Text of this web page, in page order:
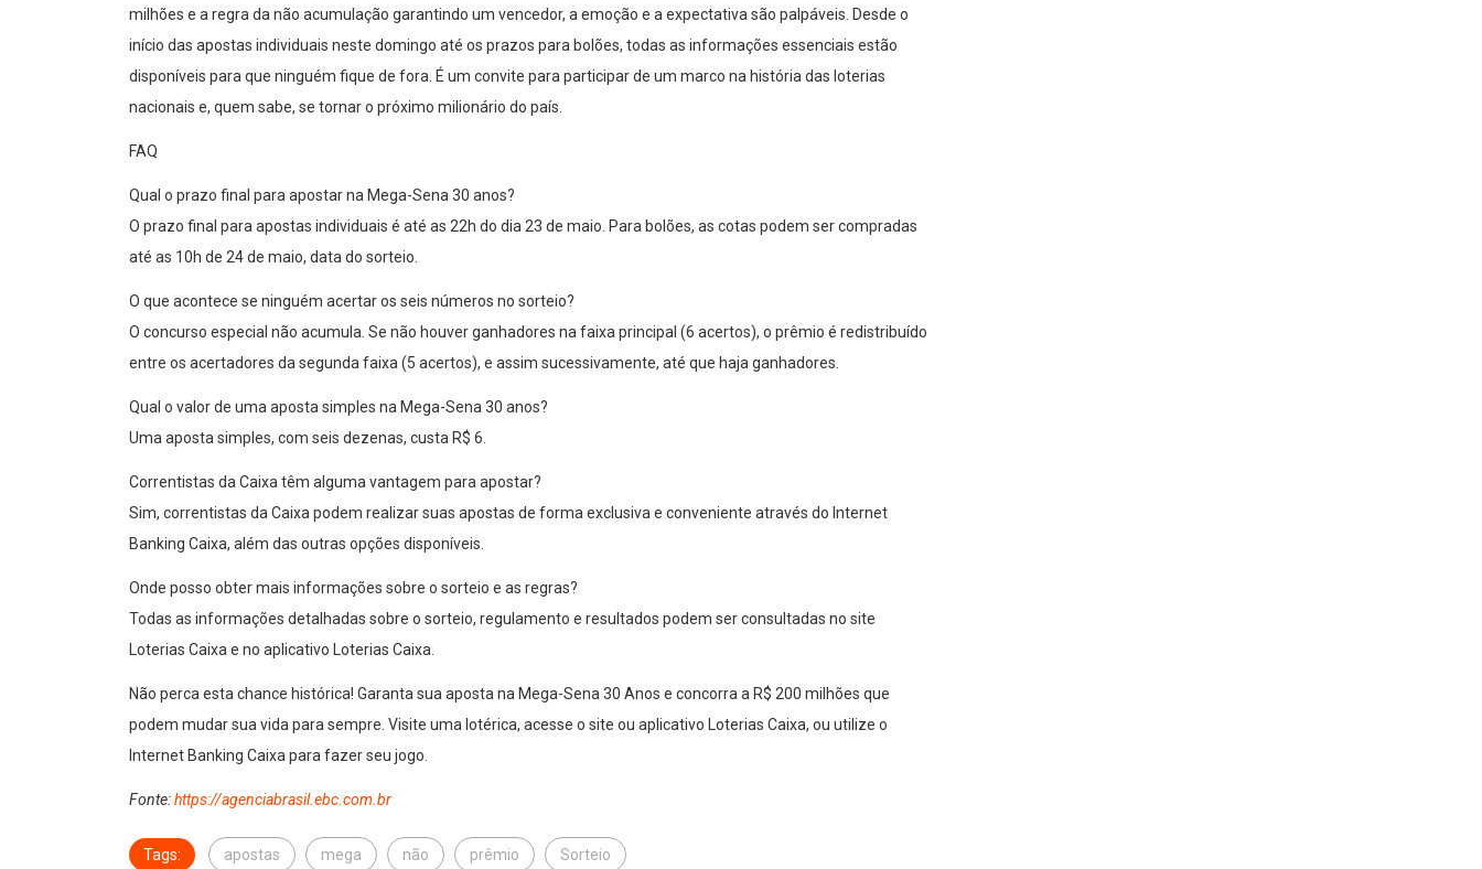
milhões e a regra da não acumulação garantindo um vencedor, a emoção e a expectativa são palpáveis. Desde o
início das apostas individuais neste domingo até os prazos para bolões, todas as informações essenciais estão
disponíveis para que ninguém fique de fora. É um convite para participar de um marco na história das loterias
nacionais e, quem sabe, se tornar o próximo milionário do país.
FAQ
Qual o prazo final para apostar na Mega-Sena 30 anos?
O prazo final para apostas individuais é até as 22h do dia 23 de maio. Para bolões, as cotas podem ser compradas
até as 10h de 24 de maio, data do sorteio.
O que acontece se ninguém acertar os seis números no sorteio?
O concurso especial não acumula. Se não houver ganhadores na faixa principal (6 acertos), o prêmio é redistribuído
entre os acertadores da segunda faixa (5 acertos), e assim sucessivamente, até que haja ganhadores.
Qual o valor de uma aposta simples na Mega-Sena 30 anos?
Uma aposta simples, com seis dezenas, custa R$ 6.
Correntistas da Caixa têm alguma vantagem para apostar?
Sim, correntistas da Caixa podem realizar suas apostas de forma exclusiva e conveniente através do Internet
Banking Caixa, além das outras opções disponíveis.
Onde posso obter mais informações sobre o sorteio e as regras?
Todas as informações detalhadas sobre o sorteio, regulamento e resultados podem ser consultadas no site
Loterias Caixa e no aplicativo Loterias Caixa.
Não perca esta chance histórica! Garanta sua aposta na Mega-Sena 30 Anos e concorra a R$ 200 milhões que
podem mudar sua vida para sempre. Visite uma lotérica, acesse o site ou aplicativo Loterias Caixa, ou utilize o
Internet Banking Caixa para fazer seu jogo.
Fonte:https://agenciabrasil.ebc.com.br
Tags: apostas mega não prêmio Sorteio